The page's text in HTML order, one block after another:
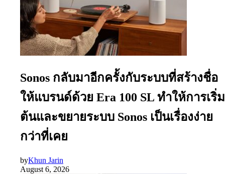
Sonos กลับมาอีกครั้งกับระบบที่สร้างชื่อ
ให้แบรนด์ด้วย Era 100 SL ทำให้การเริ่ม
ต้นและขยายระบบ Sonos เป็นเรื่องง่าย
กว่าที่เคย
byKhun Jarin
August 6, 2026